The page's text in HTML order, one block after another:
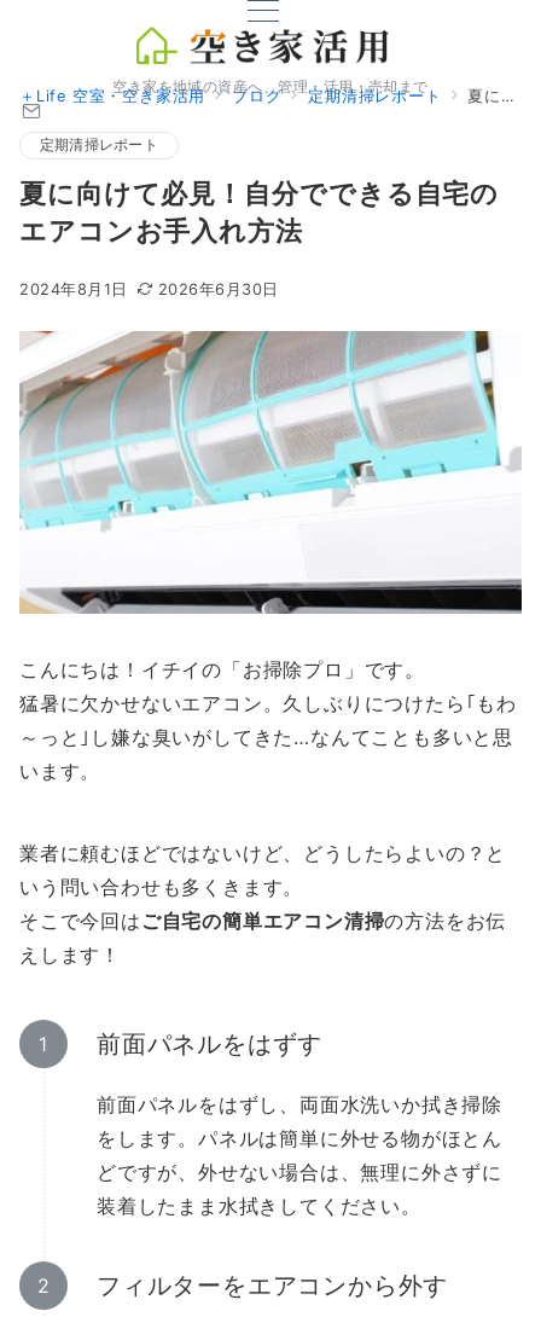
空き家を地域の資産へ、管理・活用・売却まで
＋Life 空室・空き家活用 ブログ 定期清掃レポート 夏に向けて必見！自分でできる自宅のエアコンお手入れ方法
定期清掃レポート
夏に向けて必見！自分でできる自宅の
エアコンお手入れ方法
2024年8月1日 2026年6月30日
こんにちは！イチイの「お掃除プロ」です。
猛暑に欠かせないエアコン。久しぶりにつけたら｢もわ
～っと｣し嫌な臭いがしてきた…なんてことも多いと思
います。
業者に頼むほどではないけど、どうしたらよいの？と
いう問い合わせも多くきます。
そこで今回は ご自宅の簡単エアコン清掃の方法をお伝
えします！
前面パネルをはずす
前面パネルをはずし、両面水洗いか拭き掃除
をします。パネルは簡単に外せる物がほとん
どですが、外せない場合は、無理に外さずに
装着したまま水拭きしてください。
フィルターをエアコンから外す